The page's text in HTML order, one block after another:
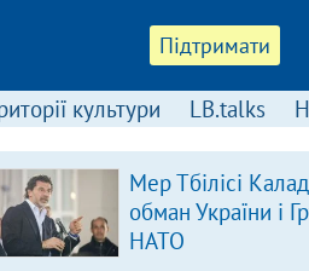
Підтримати
культури LB.talks
Мер Тбілісі
обман України і
НАТО